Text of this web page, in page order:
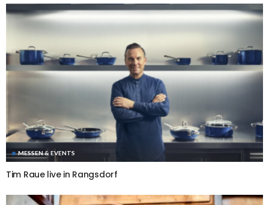
MESSEN & EVENTS
Tim Raue live in Rangsdorf